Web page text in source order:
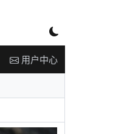
用户中心